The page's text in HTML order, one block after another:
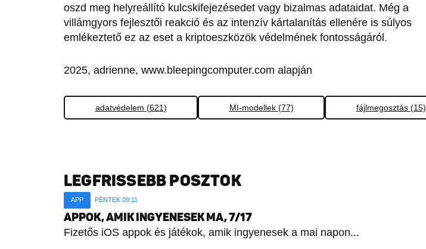
oszd meg helyreállító kulcskifejezésedet vagy bizalmas adataidat. Még a
villámgyors fejlesztői reakció és az intenzív kártalanítás ellenére is súlyos
emlékeztető ez az eset a kriptoeszközök védelmének fontosságáról.
2025, adrienne, www.bleepingcomputer.com alapján
adatvédelem (621) MI-modellek (77) fájlmegosztás (15)
LEGFRISSEBB POSZTOK
APP PÉNTEK 09:11
APPOK, AMIK INGYENESEK MA, 7/17
Fizetős iOS appok és játékok, amik ingyenesek a mai napon...